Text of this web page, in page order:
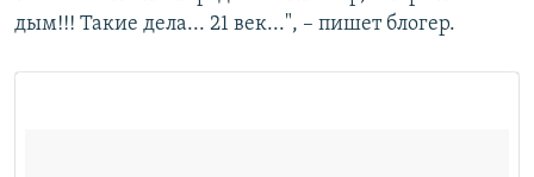
дым!!! Такие дела... 21 век...", – пишет блогер.